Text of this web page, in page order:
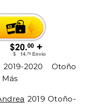
2019-2020 Otoño
Más
2019 Otoño-